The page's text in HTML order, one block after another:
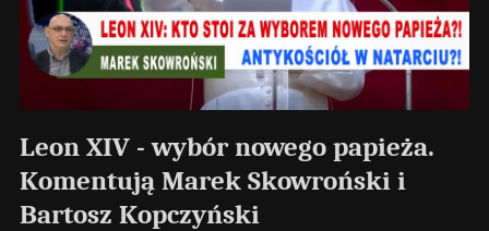
Leon XIV - wybór nowego papieża.
Komentują Marek Skowroński i
Bartosz Kopczyński